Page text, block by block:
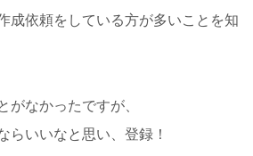
成依頼をしている方が多いことを知
がなかったですが、
らいいなと思い、登録！